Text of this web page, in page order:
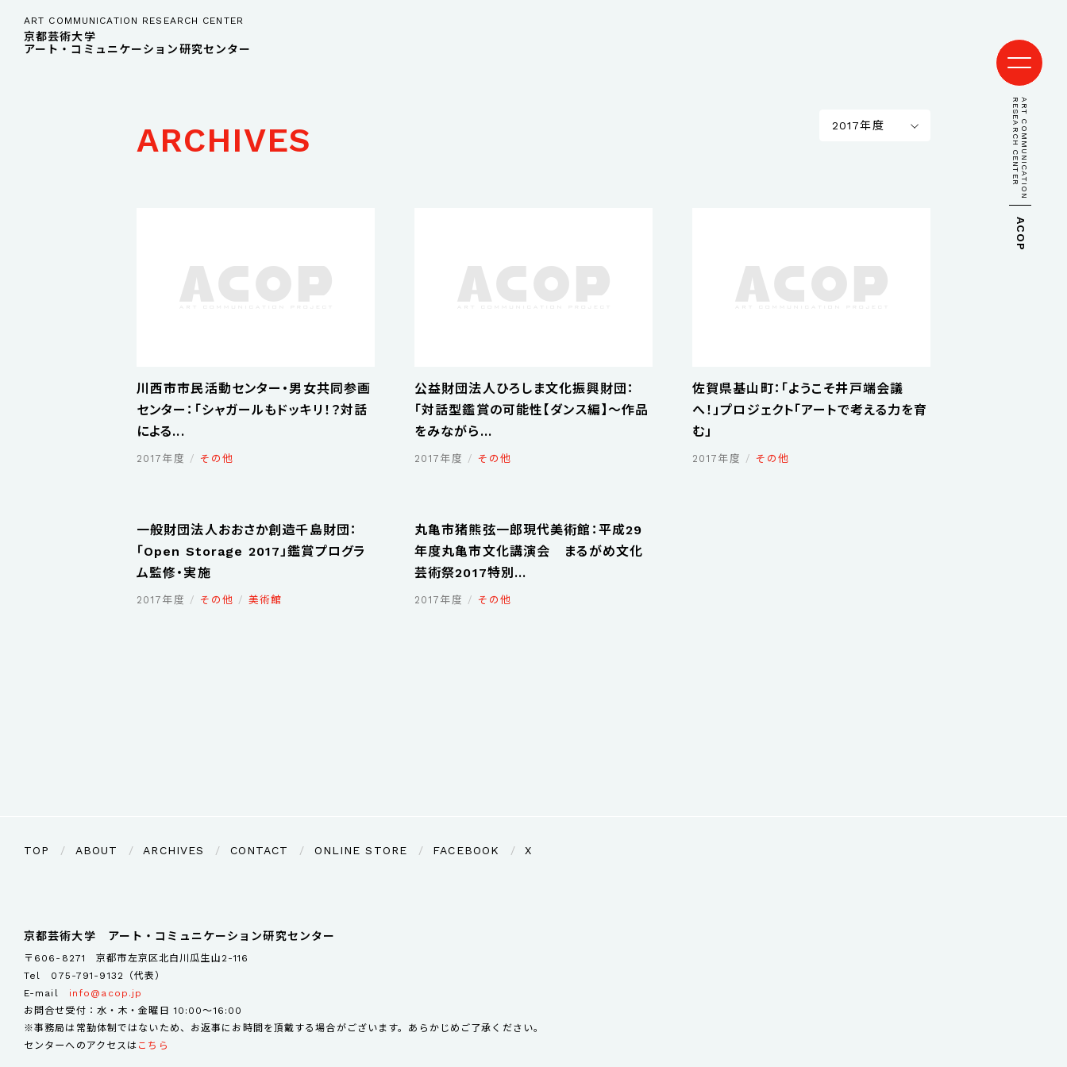
ART COMMUNICATION
RESEARCH CENTER
ACOP
ART COMMUNICATION RESEARCH CENTER
京都芸術大学
アート・コミュニケーション研究センター
ARCHIVES 2017年度
川西市市民活動センター・男女共同参画
センター：「シャガールもドッキリ！？対話
による...
2017年度 その他
公益財団法人ひろしま文化振興財団：
「対話型鑑賞の可能性【ダンス編】～作品
をみながら...
2017年度 その他
佐賀県基山町：「ようこそ井戸端会議
へ！」プロジェクト「アートで考える力を育
む」
2017年度 その他
一般財団法人おおさか創造千島財団：
「Open Storage 2017」鑑賞プログラ
ム監修・実施
2017年度 その他 美術館
丸亀市猪熊弦一郎現代美術館：平成29
年度丸亀市文化講演会 まるがめ文化
芸術祭2017特別...
2017年度 その他
TOP ABOUT ARCHIVES CONTACT ONLINE STORE FACEBOOK X
京都芸術大学 アート・コミュニケーション研究センター
〒606-8271 京都市左京区北白川瓜生山2-116
Tel 075-791-9132（代表）
E-mail info@acop.jp
お問合せ受付：水・木・金曜日 10:00～16:00
※事務局は常勤体制ではないため、お返事にお時間を頂戴する場合がございます。あらかじめご了承ください。
センターへのアクセスは こちら